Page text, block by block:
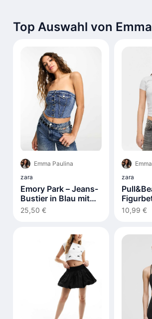
Top Auswahl von
Emma Paulina
zara
Emory Park – Jeans-
Bustier in Blau mit
Knopfdetail
25,50 €
zara
Shirt in
Grau
10,99 €